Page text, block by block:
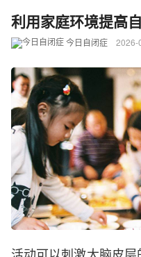
利用家庭环境提高
今日自闭症 2026-